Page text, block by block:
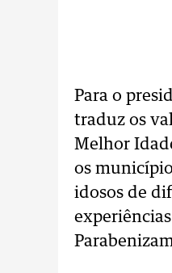
Para o
traduz os
Melhor
os
idosos de